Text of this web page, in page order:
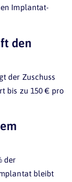
Implantat-
den
der Zuschuss
bis zu 150 € pro
der
bleibt